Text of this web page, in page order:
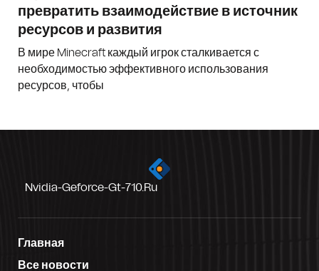
превратить взаимодействие в источник
ресурсов и развития
В мире Minecraft каждый игрок сталкивается с
необходимостью эффективного использования
ресурсов, чтобы
Nvidia-Geforce-Gt-710.ru
Главная
Все новости